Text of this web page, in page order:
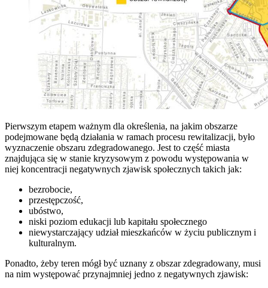
Pierwszym etapem ważnym dla określenia, na jakim obszarze
podejmowane będą działania w ramach procesu rewitalizacji, było
wyznaczenie obszaru zdegradowanego. Jest to część miasta
znajdująca się w stanie kryzysowym z powodu występowania w
niej koncentracji negatywnych zjawisk społecznych takich jak:
bezrobocie,
przestępczość,
ubóstwo,
niski poziom edukacji lub kapitału społecznego
niewystarczający udział mieszkańców w życiu publicznym i
kulturalnym.
Ponadto, żeby teren mógł być uznany z obszar zdegradowany, musi
na nim występować przynajmniej jedno z negatywnych zjawisk: